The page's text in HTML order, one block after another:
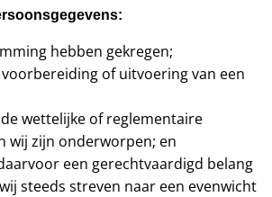
hebben gekregen;
of uitvoering van een
wettelijke of reglementaire
wij zijn onderworpen; en
een gerechtvaardigd belang
steeds streven naar een evenwicht